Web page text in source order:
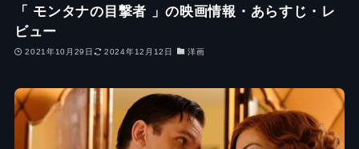
「 モンタナの目撃者 」の映画情報・あらすじ・レ
ビュー
2021年10月29日 2024年12月12日 洋画